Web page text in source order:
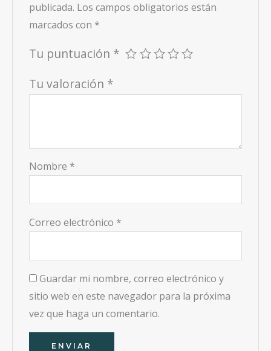
publicada. Los campos obligatorios están
marcados con *
Tu puntuación *
Tu valoración *
Nombre *
Correo electrónico *
Guardar mi nombre, correo electrónico y
sitio web en este navegador para la próxima
vez que haga un comentario.